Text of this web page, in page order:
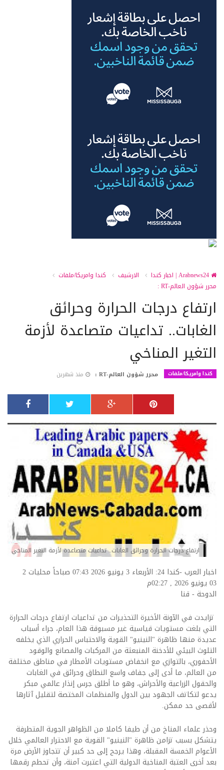
الارشيف
كندا وامريكا/ملفات
محرر شؤون العالم-RT :
ارتفاع درجات الحرارة وحرائق
الغابات.. تداعيات متصاعدة لأزمة
التغير المناخي
كندا وامريكا/ملفات محرر شؤون العالم-RT : منذ شهرين
ارتفاع درجات الحرارة وحرائق الغابات.. تداعيات متصاعدة لأزمة التغير المناخي
اخبار العرب -كندا 24: الأربعاء 3 يونيو 2026 07:43 صباحاً محليات
2
03 يونيو 2026 , 02:27م
الدوحة - قنا
تزايدت في الآونة الأخيرة التحذيرات من تداعيات ارتفاع درجات الحرارة
التي بلغت مستويات قياسية غير مسبوقة هذا العام، جراء أسباب
عديدة منها ظاهرة "النينيو" القوية والاحتباس الحراري الذي يخلفه
التلوث البيئي للأدخنة المنبعثة من المركبات والمصانع والوقود
الأحفوري، بالتوازي مع انخفاض مستويات الأمطار في مناطق مختلفة
من العالم، ما أدى إلى جفاف واسع النطاق وحرائق في الغابات
والحقول الزراعية والأحراش، وهو ما أطلق جرس إنذار عالمي مبكر
يدعو لتكاتف الجهود بين الدول والمنظمات المختصة لتقليل آثارها
لأقصى حد ممكن.
وحذر علماء المناخ من أن طيفا كاملا من الظواهر الجوية المتطرفة
يتشكل بسبب تزامن ظاهرة "النينيو" القوية مع الاحترار العالمي خلال
الأعوام الخمسة المقبلة، وهذا يرجح إلى حد كبير أن تتجاوز الأرض مرة
بعد أخرى العتبة المناخية الدولية التي اعتبرت آمنة، وأن تحطم رقمها